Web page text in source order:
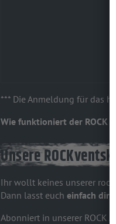
*** Die Anmeldung für das
Wie funktioniert der ROCK
Unsere
Ihr wollt keines unserer
Dann lasst euch einfach
Abonniert in unserer ROCK